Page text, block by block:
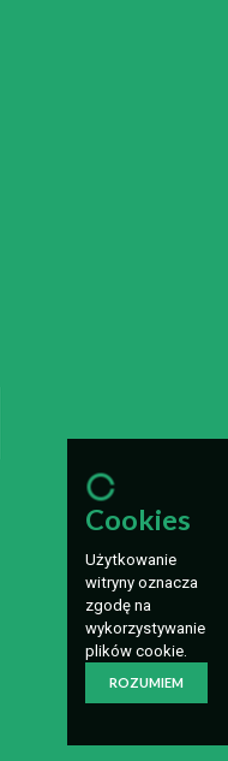
Cookies
Użytkowanie
witryny oznacza
zgodę na
wykorzystywanie
plików cookie.
ROZUMIEM